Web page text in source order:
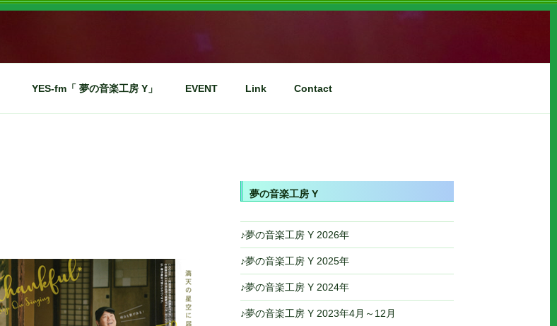
YES-fm「 夢の音楽工房 Y」 EVENT Link Contact
夢の音楽工房 Y
♪夢の音楽工房 Y 2026年
♪夢の音楽工房 Y 2025年
♪夢の音楽工房 Y 2024年
♪夢の音楽工房 Y 2023年4月～12月